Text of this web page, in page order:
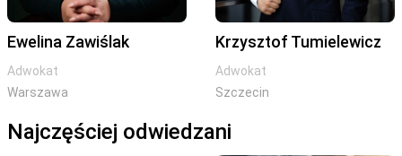
Ewelina Zawiślak
Adwokat
Warszawa
Krzysztof Tumielewicz
Adwokat
Szczecin
Najczęściej odwiedzani